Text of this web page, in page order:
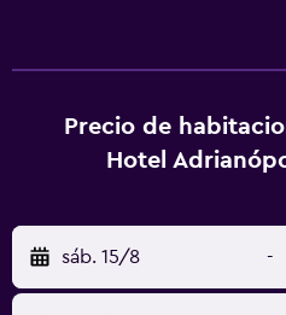
Los baños están equipados
Los huéspedes pueden
ofrece servicio de limpieza
solicitar tabla de planchar con
ocio y esparcimiento en este
Precio de
Hotel
sáb. 15/8 -